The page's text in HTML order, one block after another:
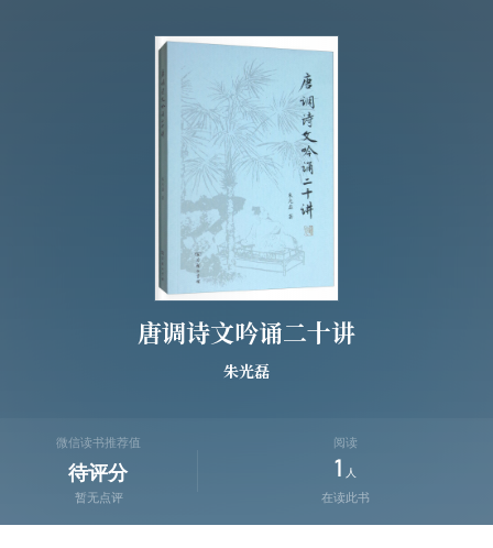
唐调诗文吟诵二十讲
朱光磊
微信读书推荐值
待评分
暂无点评
阅读
1 人
在读此书